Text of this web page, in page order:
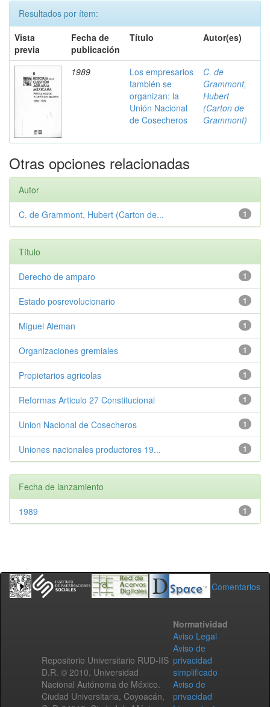
Resultados por ítem:
Vista
previa
Fecha de
publicación
Título Autor(es)
1989
Los empresarios
también se
organizan: la
Unión Nacional
de Cosecheros
C. de
Grammont,
Hubert
(Carton de
Grammont)
Otras opciones relacionadas
Autor
1
C. de Grammont, Hubert (Carton de...
Título
1
Derecho de amparo
1
Estado posrevolucionario
1
Miguel Aleman
1
Organizaciones gremiales
1
Propietarios agricolas
1
Reformas Articulo 27 Constitucional
1
Union Nacional de Cosecheros
1
Uniones nacionales productores 19...
Fecha de lanzamiento
1
1989
Comentarios
Repositorio Universitario RUD-IIS
D.R. © 2010. Universidad
Nacional Autónoma de México.
Ciudad Universitaria, Coyoacán,
Normatividad
Aviso Legal
Aviso de
privacidad
simplificado
Aviso de
privacidad